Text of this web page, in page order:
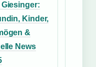
Giesinger:
Kinder,
&
News